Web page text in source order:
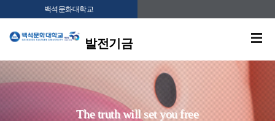
백석문화대학교
발전기금
The truth will set you free